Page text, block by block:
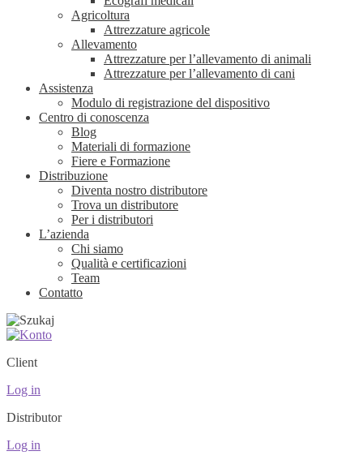
Agricoltura
Attrezzature agricole
Allevamento
Attrezzature per l’allevamento di animali
Attrezzature per l’allevamento di cani
Assistenza
Modulo di registrazione del dispositivo
Centro di conoscenza
Blog
Materiali di formazione
Fiere e Formazione
Distribuzione
Diventa nostro distributore
Trova un distributore
Per i distributori
L’azienda
Chi siamo
Qualità e certificazioni
Team
Contatto
Client
Log in
Distributor
Log in